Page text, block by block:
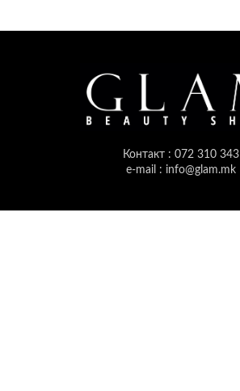
Контакт : 072 310 343
e-mail : info@glam.mk